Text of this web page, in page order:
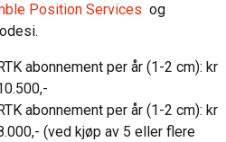
Position Services og
RTK abonnement per år (1-2 cm): kr
RTK abonnement per år (1-2 cm): kr
(ved kjøp av 5 eller flere